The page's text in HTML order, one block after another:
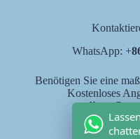
WhatsApp: +
Benötigen Sie eine
Kostenloses